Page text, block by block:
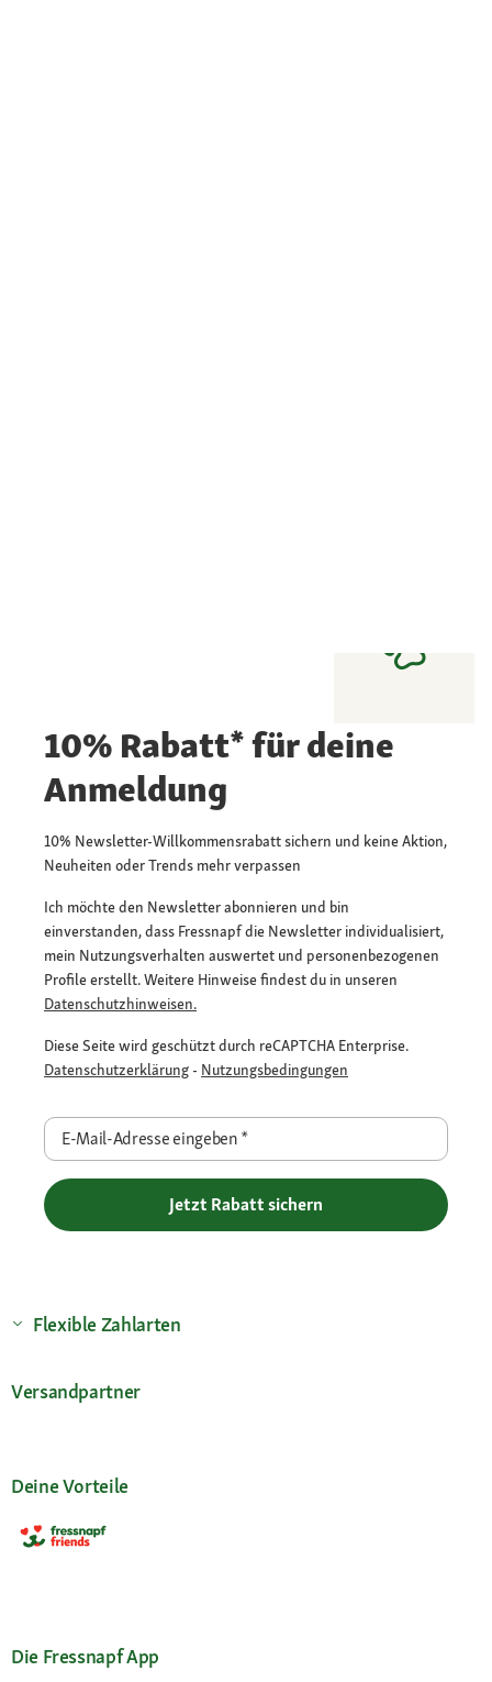
10% Rabatt* für deine
Anmeldung
10% Newsletter-Willkommensrabatt sichern und keine Aktion,
Neuheiten oder Trends mehr verpassen
Ich möchte den Newsletter abonnieren und bin
einverstanden, dass Fressnapf die Newsletter individualisiert,
mein Nutzungsverhalten auswertet und personenbezogenen
Profile erstellt. Weitere Hinweise findest du in unseren
Datenschutzhinweisen.
Diese Seite wird geschützt durch reCAPTCHA Enterprise.
Datenschutzerklärung - Nutzungsbedingungen
E-Mail-Adresse eingeben*
Jetzt Rabatt sichern
Flexible Zahlarten
Versandpartner
Deine Vorteile
Die Fressnapf App